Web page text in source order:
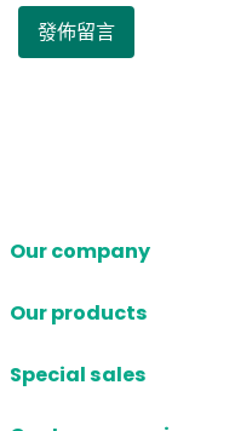
Our company
Our products
Special sales